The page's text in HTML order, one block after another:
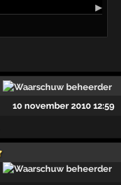
▶
10 november 2010 12:59